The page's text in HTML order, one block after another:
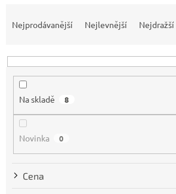
n
Nejprodávanější Nejlevnější Nejdražší
Na skladě 8
Novinka 0
Cena